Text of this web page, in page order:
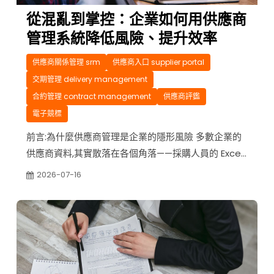
從混亂到掌控：企業如何用供應商
管理系統降低風險、提升效率
供應商關係管理 srm
供應商入口 supplier portal
交期管理 delivery management
合約管理 contract management
供應商評鑑
電子競標
前言:為什麼供應商管理是企業的隱形風險 多數企業的
供應商資料,其實散落在各個角落——採購人員的 Excel
表格、信箱裡數百封往來郵件、還有存放在不同資料夾
但只要遇到關鍵時刻,問題就會浮現。 想像一個常見情
境:某家製造業者的核心零件供應商,因為聯絡窗口離職,
交接不完整,導致新一批訂單的交期確認信件石...
2026-07-16